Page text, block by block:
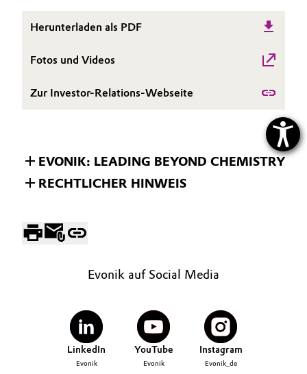
Herunterladen als PDF
Fotos und Videos
Zur Investor-Relations-Webseite
EVONIK: LEADING BEYOND CHEMISTRY
RECHTLICHER HINWEIS
Evonik auf Social Media
LinkedIn
Evonik
YouTube
Evonik
Instagram
Evonik_de